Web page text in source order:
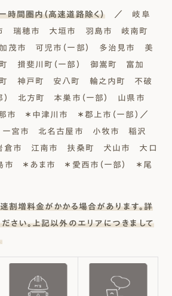
圏内（高速道路除く） ／ 岐阜
市 瑞穂市 大垣市 羽島市 岐南町
茂市 可児市（一部） 多治見市 美
揖斐川町（一部） 御嵩町 富加
神戸町 安八町 輪之内町 不破
） 北方町 本巣市（一部） 山県市
市 ＊中津川市 ＊郡上市（一部）／
一宮市 北名古屋市 小牧市 稲沢
倉市 江南市 扶桑町 犬山市 大口
＊あま市 ＊愛西市（一部） ＊尾
割増料金がかかる場合があります。詳
さい。上記以外のエリアにつきまして